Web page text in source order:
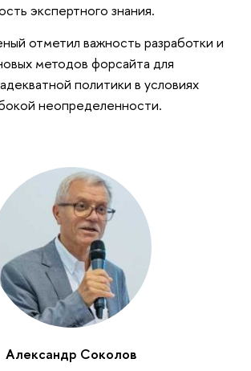
экспертного знания.
отметил важность разработки и
методов форсайта для
политики в условиях
неопределенности.
Александр Соколов